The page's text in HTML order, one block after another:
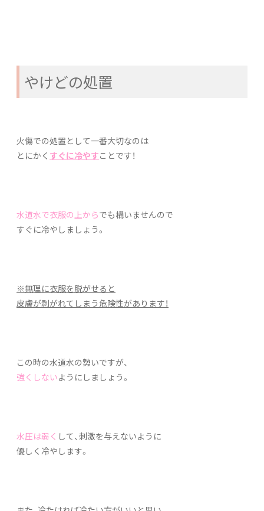
やけどの処置
火傷での処置として一番大切なのは
とにかく すぐに冷やすことです！
水道水で衣服の上からでも構いませんので
すぐに冷やしましょう。
※無理に衣服を脱がせると
皮膚が剥がれてしまう危険性があります！
この時の水道水の勢いですが、
強くしないようにしましょう。
水圧は弱く して、刺激を与えないように
優しく冷やします。